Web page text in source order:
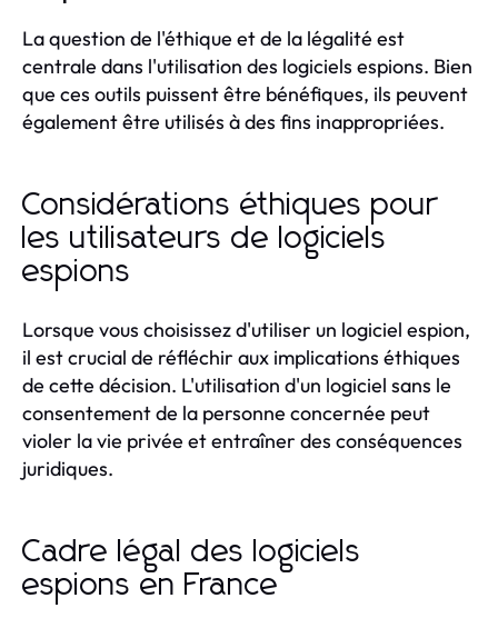
La question de l'éthique et de la légalité est
centrale dans l'utilisation des logiciels espions. Bien
que ces outils puissent être bénéfiques, ils peuvent
également être utilisés à des fins inappropriées.
Considérations éthiques pour
les utilisateurs de logiciels
espions
Lorsque vous choisissez d'utiliser un logiciel espion,
il est crucial de réfléchir aux implications éthiques
de cette décision. L'utilisation d'un logiciel sans le
consentement de la personne concernée peut
violer la vie privée et entraîner des conséquences
juridiques.
Cadre légal des logiciels
espions en France